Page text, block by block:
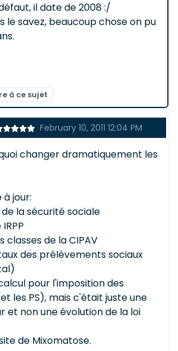
il date de 2008 :/
le savez, beaucoup chose on pu
à ce sujet
February 10, 2011 12:04 PM
changer dramatiquement les
jour:
la sécurité sociale
classes de la CIPAV
des prélèvements sociaux
pour l'imposition des
les PS), mais c'était juste une
et non une évolution de la loi
de Mixomatose.